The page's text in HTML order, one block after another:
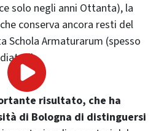
solo negli anni Ottanta), la
conserva ancora resti del
Schola Armaturarum (spesso
risultato, che ha
di Bologna di distinguersi